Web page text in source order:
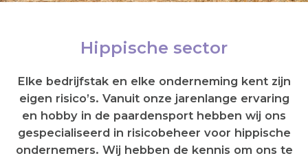
Hippische sector
Elke bedrijfstak en elke onderneming kent zijn
eigen risico’s. Vanuit onze jarenlange ervaring
en hobby in de paardensport hebben wij ons
gespecialiseerd in risicobeheer voor hippische
ondernemers. Wij hebben de kennis om ons te